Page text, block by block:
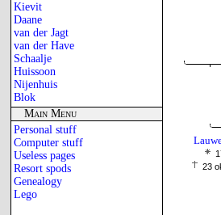
Kievit
Daane
van der Jagt
van der Have
Schaalje
Huissoon
Nijenhuis
Blok
Main Menu
Personal stuff
Computer stuff
Useless pages
Resort spods
Genealogy
Lego
23